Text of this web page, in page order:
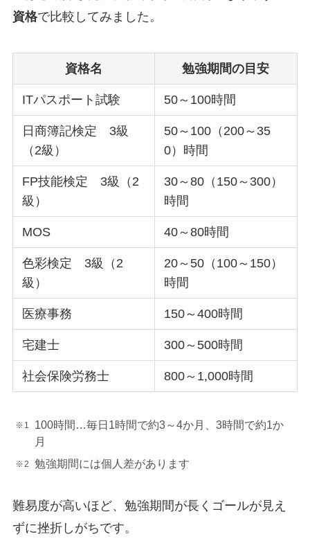
資格で比較してみました。
資格名 勉強期間の目安
ITパスポート試験 50～100時間
日商簿記検定 3級
（2級）
50～100（200～35
0）時間
FP技能検定 3級（2
級）
30～80（150～300）
時間
MOS 40～80時間
色彩検定 3級（2
級）
20～50（100～150）
時間
医療事務 150～400時間
宅建士 300～500時間
社会保険労務士 800～1,000時間
100時間…毎日1時間で約3～4か月、3時間で約1か
月
勉強期間には個人差があります
難易度が高いほど、勉強期間が長くゴールが見え
ずに挫折しがちです。